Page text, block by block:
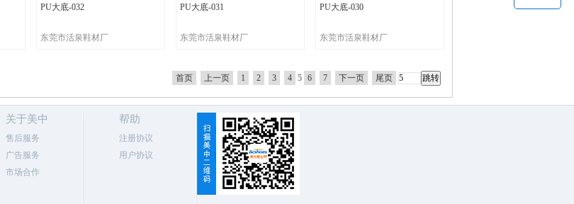
PU大底-032
东莞市活泉鞋材厂
PU大底-031
东莞市活泉鞋材厂
PU大底-030
东莞市活泉鞋材厂
首页 上一页 1 2 3 4 5 6 7 下一页 尾页
关于美中
售后服务
广告服务
市场合作
帮助
注册协议
用户协议